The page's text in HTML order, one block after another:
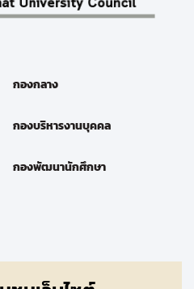
กองกลาง
กองบริหารงานบุคคล
กองพัฒนานักศึกษา